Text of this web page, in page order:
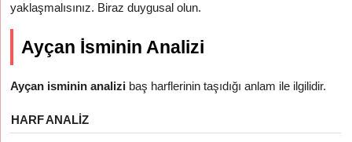
yaklaşmalısınız. Biraz duygusal olun.
Ayçan İsminin Analizi
Ayçan isminin analizi baş harflerinin taşıdığı anlam ile ilgilidir.
HARFANALIZ